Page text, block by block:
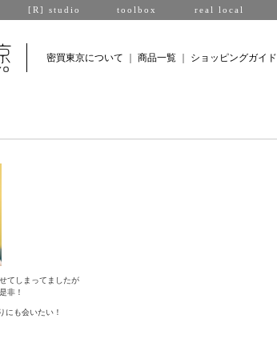
[R] studio toolbox real local
密買東京について 商品一覧 ショッピングガイド
てしまってましたが
非！
にも会いたい！